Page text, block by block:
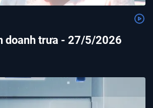
doanh trưa - 27/5/2026